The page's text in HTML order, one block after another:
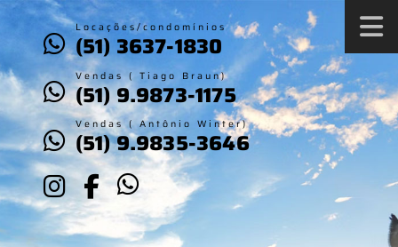
Locações/condomínios
(51) 3637-1830
Vendas ( Tiago Braun)
(51) 9.9873-1175
Vendas ( Antônio Winter)
(51) 9.9835-3646